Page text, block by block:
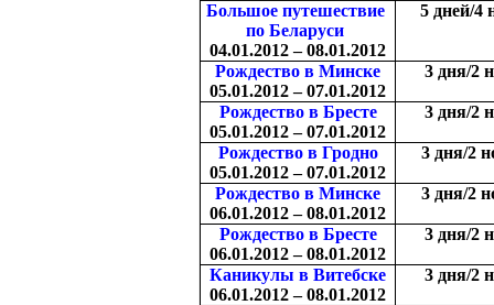
Большое путешествие
по Беларуси
04.01.2012 – 08.01.2012
5 дней/4
Рождество в Минске
05.01.2012 – 07.01.2012
3 дня/2
Рождество в Бресте
05.01.2012 – 07.01.2012
3 дня/2
Рождество в Гродно
05.01.2012 – 07.01.2012
3 дня/2
Рождество в Минске
06.01.2012 – 08.01.2012
3 дня/2
Рождество в Бресте
06.01.2012 – 08.01.2012
3 дня/2
Каникулы в Витебске
06.01.2012 – 08.01.2012
3 дня/2